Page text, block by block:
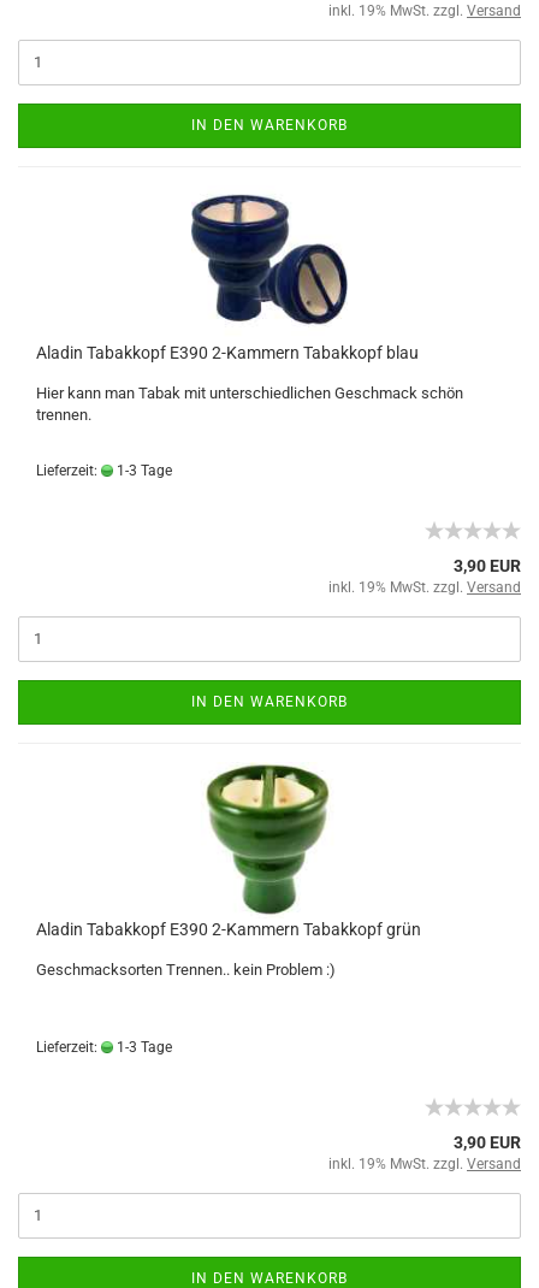
inkl. 19% MwSt. zzgl. Versand
IN DEN WARENKORB
Aladin Tabakkopf E390 2-Kammern Tabakkopf blau
Hier kann man Tabak mit unterschiedlichen Geschmack schön
trennen.
Lieferzeit: 1-3 Tage
3,90 EUR
inkl. 19% MwSt. zzgl. Versand
IN DEN WARENKORB
Aladin Tabakkopf E390 2-Kammern Tabakkopf grün
Geschmacksorten Trennen.. kein Problem :)
Lieferzeit: 1-3 Tage
3,90 EUR
inkl. 19% MwSt. zzgl. Versand
IN DEN WARENKORB